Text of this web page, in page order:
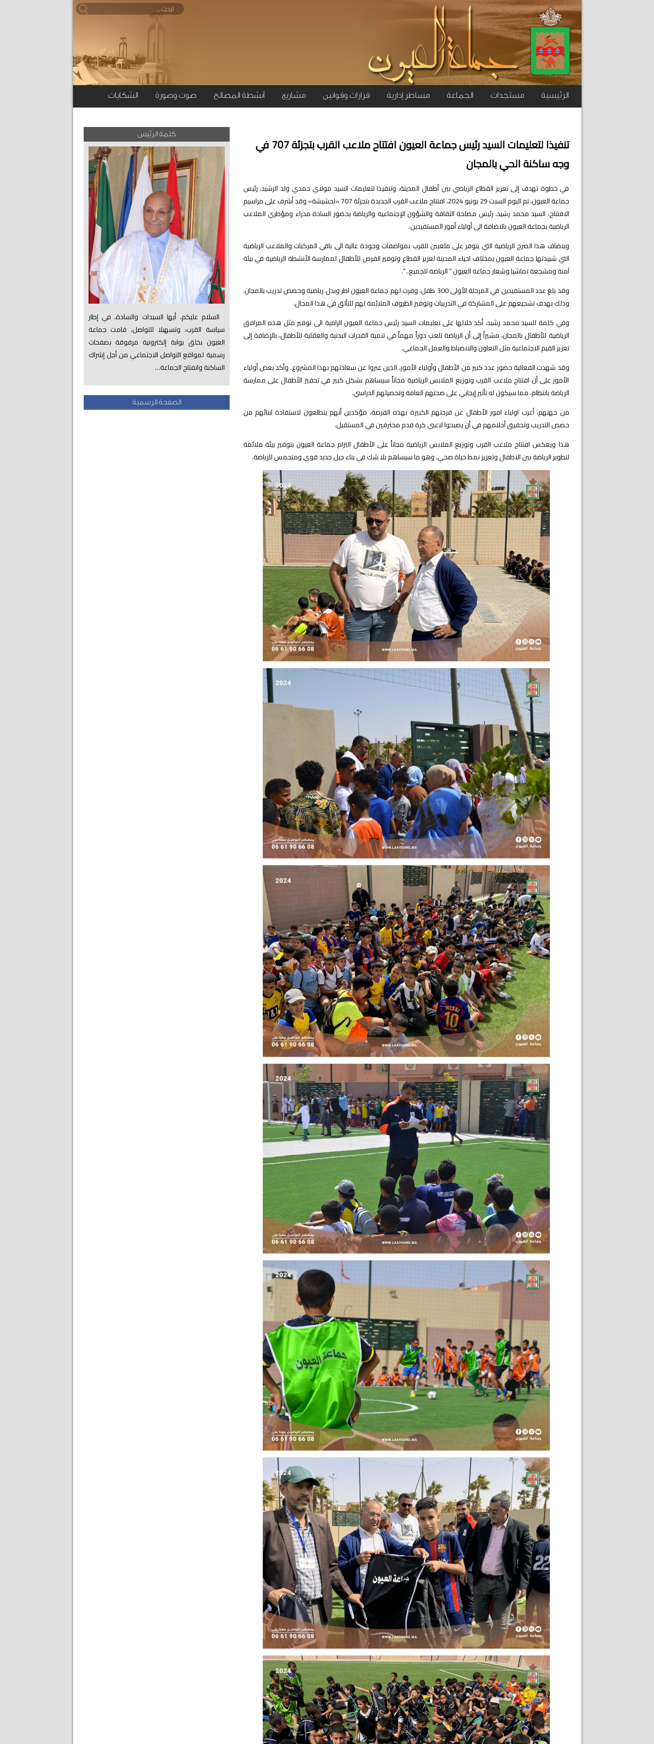
الرئيسية مستجدات الجماعة مساطر إدارية قرارات وقوانين مشاريع أنشطة المصالح صوت وصورة الشكايات
تنفيذا لتعليمات السيد رئيس جماعة العيون افتتاح ملاعب القرب بتجزئة 707 في
وجه ساكنة الحي بالمجان
في خطوة تهدف إلى تعزيز القطاع الرياضي بين أطفال المدينة، وتنفيذا لتعليمات السيد مولاي حمدي ولد الرشيد، رئيس
جماعة العيون، تم اليوم السبت 29 يونيو 2024، افتتاح ملاعب القرب الجديدة بتجزئة 707 «لحشيشة» وقد أشرف على مراسيم
الافتتاح، السيد محمد رشيد، رئيس مصلحة الثقافة والشؤون الإجتماعية والرياضة بحضور السادة مدراء ومؤطري الملاعب
الرياضية بجماعة العيون بالاضافة الى أولياء أمور المستفيدين.
وينضاف هذا الصرح الرياضية التي يتوفر على ملعبين للقرب بمواصفات وجودة عالية الى باقي المركباتوالملاعب الرياضية
التي شييدتها جماعة العيون بمختلف احياء المدينة لعزيز القطاع وتوفير الفرص للأطفال لممارسة الأنشطة الرياضية في بيئة
آمنة ومشجعة تماشيا وشعار جماعة العيون ” الرياضة للجميع.. “.
وقد بلغ عدد المستفيدين في المرحلة الأولى 300 طفل، وفرت لهم جماعة العيون اطر وبدل رياضية وحصص تدريب بالمجان،
وذلك بهدف تشجيعهم على المشاركة في التدريبات وتوفير الظروف الملائمة لهم للتألق في هذا المجال.
وفي كلمة للسيد محمد رشيد، أكد خلالها على تعليمات السيد رئيس حماعة العيون الرامية الى توفير مثل هذه المرافق
الرياضية للأطفال بالمجان، مشيراً إلى أن الرياضة تلعب دوراً مهماً في تنمية القدرات البدنية والعقلية للأطفال، بالإضافة إلى
تعزيز القيم الاجتماعية مثل التعاون والانضباط والعمل الجماعي.
وقد شهدت الفعالية حضور عدد كبير من الأطفال وأولياء الأمور، الذين عبروا عن سعادتهم بهذا المشروع. وأكد بعض أولياء
الأمور على أن افتتاح ملاعب القرب وتوزيع الملابس الرياضية مجاناً سيساهم بشكل كبير في تحفيز الأطفال على ممارسة
الرياضة بانتظام، مما سيكون له تأثير إيجابي على صحتهم العامة وتحصيلهم الدراسي.
من جهتهم، أعرب اولياء امور الأطفال عن فرحتهم الكبيرة بهذه الفرصة، مؤكدين أنهم يتطلعون لاستفادة ابنائهم من
حصص التدريب وتحقيق أحلامهم في أن يصبحوا لاعبي كرة قدم محترفين في المستقبل.
هذا ويعكس افتتاح ملاعب القرب وتوزيع الملابس الرياضية مجاناً على الأطفال التزام جماعة العيون بتوفير بيئة ملائمة
لتطوير الرياضة بين الاطفال وتعزيز نمط حياة صحي، وهو ما سيساهم بلا شك في بناء جيل جديد قوي ومتحمس للرياضة.
كلمة الرئيس
السلام عليكم، أيها السيدات والسادة، في إطار
سياسة القرب، وتسهيلا للتواصل، قامت جماعة
العيون بخلق بوابة إلكترونية مرفوقة بصفحات
رسمية لمواقع التواصل الاجتماعي من أجل إشراك
الساكنة وانفتاح الجماعة…
الصفحة الرسمية